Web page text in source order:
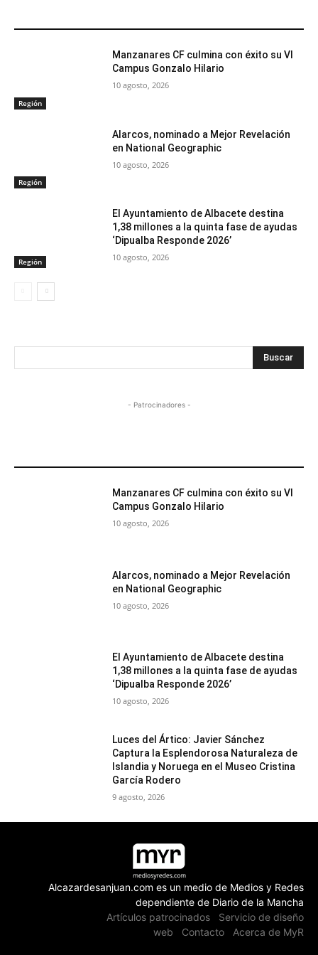
Región
Manzanares CF culmina con éxito su VI
Campus Gonzalo Hilario
10 agosto, 2026
Región
Alarcos, nominado a Mejor Revelación
en National Geographic
10 agosto, 2026
Región
El Ayuntamiento de Albacete destina
1,38 millones a la quinta fase de ayudas
‘Dipualba Responde 2026’
10 agosto, 2026
Buscar
- Patrocinadores -
Manzanares CF culmina con éxito su VI
Campus Gonzalo Hilario
10 agosto, 2026
Alarcos, nominado a Mejor Revelación
en National Geographic
10 agosto, 2026
El Ayuntamiento de Albacete destina
1,38 millones a la quinta fase de ayudas
‘Dipualba Responde 2026’
10 agosto, 2026
Luces del Ártico: Javier Sánchez
Captura la Esplendorosa Naturaleza de
Islandia y Noruega en el Museo Cristina
García Rodero
9 agosto, 2026
Alcazardesanjuan.com es un medio de Medios y Redes
dependiente de Diario de la Mancha
Artículos patrocinados
Servicio de diseño
web
Contacto Acerca de MyR